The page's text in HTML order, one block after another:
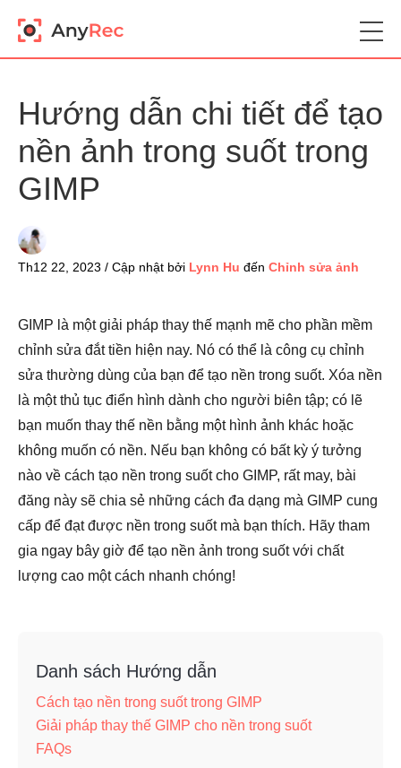
Hướng dẫn chi tiết để tạo
nền ảnh trong suốt trong
GIMP
Th12 22, 2023 / Cập nhật bởi Lynn Hu đến Chỉnh sửa ảnh
GIMP là một giải pháp thay thế mạnh mẽ cho phần mềm
chỉnh sửa đắt tiền hiện nay. Nó có thể là công cụ chỉnh
sửa thường dùng của bạn để tạo nền trong suốt. Xóa nền
là một thủ tục điển hình dành cho người biên tập; có lẽ
bạn muốn thay thế nền bằng một hình ảnh khác hoặc
không muốn có nền. Nếu bạn không có bất kỳ ý tưởng
nào về cách tạo nền trong suốt cho GIMP, rất may, bài
đăng này sẽ chia sẻ những cách đa dạng mà GIMP cung
cấp để đạt được nền trong suốt mà bạn thích. Hãy tham
gia ngay bây giờ để tạo nền ảnh trong suốt với chất
lượng cao một cách nhanh chóng!
Danh sách Hướng dẫn
Cách tạo nền trong suốt trong GIMP
Giải pháp thay thế GIMP cho nền trong suốt
FAQs